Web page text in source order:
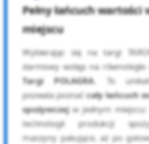
Pełny łańcuch wartości
miejscu
Wybierając się na targi
darmowy wstęp na równolegle
Targi POLAGRA. To
pozwala poznaćcały łańcuch
spożywczejw jednym miejscu:
technologii produkcji
maszyny pakujące, aż po